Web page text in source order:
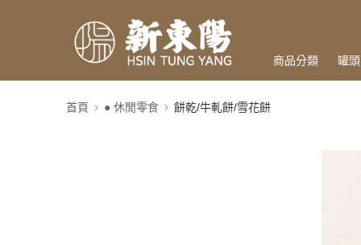
商品分類 罐頭
首頁 ● 休閒零食 餅乾/牛軋餅/雪花餅